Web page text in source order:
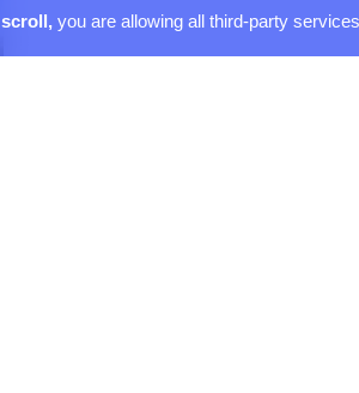
you are allowing all third-party services